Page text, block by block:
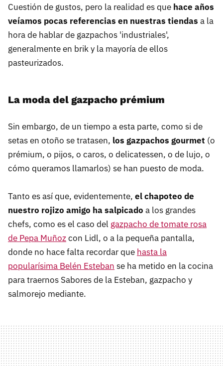
Cuestión de gustos, pero la realidad es que hace años
veíamos pocas referencias en nuestras tiendas a la
hora de hablar de gazpachos 'industriales',
generalmente en brik y la mayoría de ellos
pasteurizados.
La moda del gazpacho prémium
Sin embargo, de un tiempo a esta parte, como si de
setas en otoño se tratasen, los gazpachos gourmet (o
prémium, o pijos, o caros, o delicatessen, o de lujo, o
cómo queramos llamarlos) se han puesto de moda.
Tanto es así que, evidentemente, el chapoteo de
nuestro rojizo amigo ha salpicado a los grandes
chefs, como es el caso del gazpacho de tomate rosa
de Pepa Muñozcon Lidl, o a la pequeña pantalla,
donde no hace falta recordar que hasta la
popularísima Belén Esteban se ha metido en la cocina
para traernos Sabores de la Esteban, gazpacho y
salmorejo mediante.